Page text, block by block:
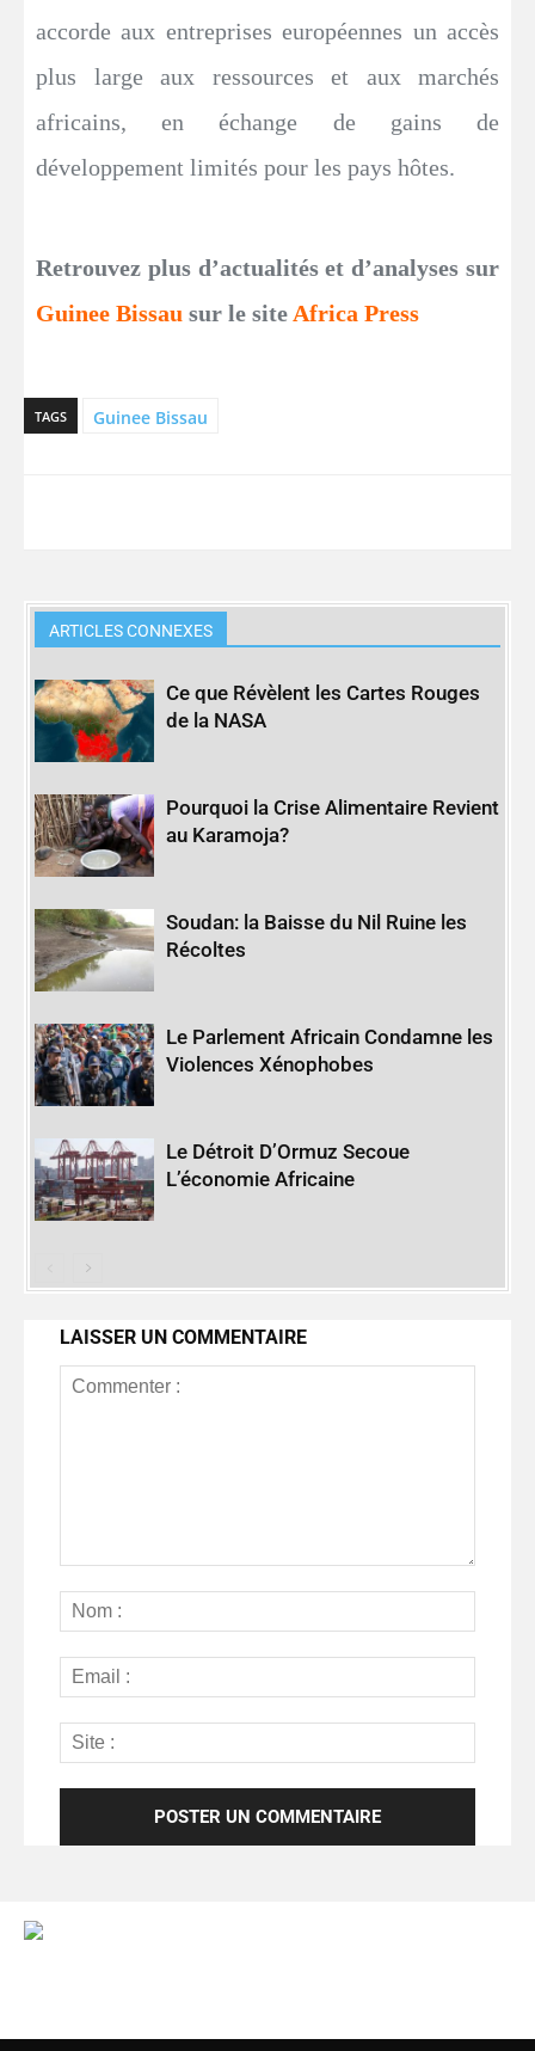
accorde aux entreprises européennes un accès
plus large aux ressources et aux marchés
africains, en échange de gains de
développement limités pour les pays hôtes.
Retrouvez plus d’actualités et d’analyses sur
Guinee Bissau sur le site Africa Press
TAGS Guinee Bissau
ARTICLES CONNEXES
Ce que Révèlent les Cartes Rouges
de la NASA
Pourquoi la Crise Alimentaire Revient
au Karamoja?
Soudan: la Baisse du Nil Ruine les
Récoltes
Le Parlement Africain Condamne les
Violences Xénophobes
Le Détroit D’Ormuz Secoue
L’économie Africaine
LAISSER UN COMMENTAIRE